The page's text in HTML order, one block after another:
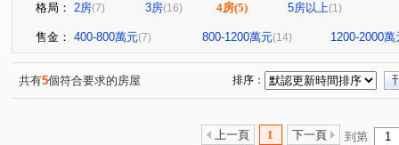
格局： 2房(7) 3房(16) 4房(5) 5房以上(1)
售金： 400-800萬元(7) 800-1200萬元(14) 1200-2000萬
共有5個符合要求的房屋 排序：
上一頁 1 下一頁 到第